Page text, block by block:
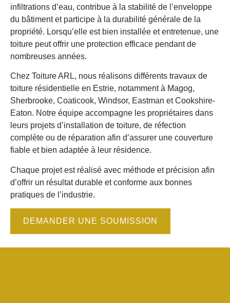
infiltrations d’eau, contribue à la stabilité de l’enveloppe
du bâtiment et participe à la durabilité générale de la
propriété. Lorsqu’elle est bien installée et entretenue, une
toiture peut offrir une protection efficace pendant de
nombreuses années.
Chez Toiture ARL, nous réalisons différents travaux de
toiture résidentielle en Estrie, notamment à Magog,
Sherbrooke, Coaticook, Windsor, Eastman et Cookshire-
Eaton. Notre équipe accompagne les propriétaires dans
leurs projets d’installation de toiture, de réfection
complète ou de réparation afin d’assurer une couverture
fiable et bien adaptée à leur résidence.
Chaque projet est réalisé avec méthode et précision afin
d’offrir un résultat durable et conforme aux bonnes
pratiques de l’industrie.
DEMANDER UNE SOUMISSION